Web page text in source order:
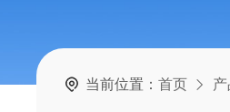
当前位置：首页